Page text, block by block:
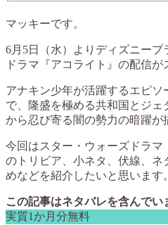
マッキーです。
6月5日（水）よりディズニー
ドラマ『アコライト』の配信が
アナキン少年が活躍するエピソ
で、隆盛を極める共和国とジェ
から忍び寄る闇の勢力の暗躍が
今回はスター・ウォーズドラマ
のトリビア、小ネタ、伏線、ネ
めなどを紹介したいと思います。
この記事はネタバレを含んで
実質1か月分無料